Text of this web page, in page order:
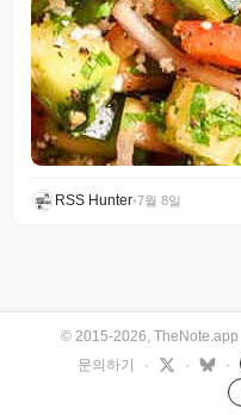
RSS Hunter•7월 8일
© 2015-2026, TheNote.app
문의하기
· · ·